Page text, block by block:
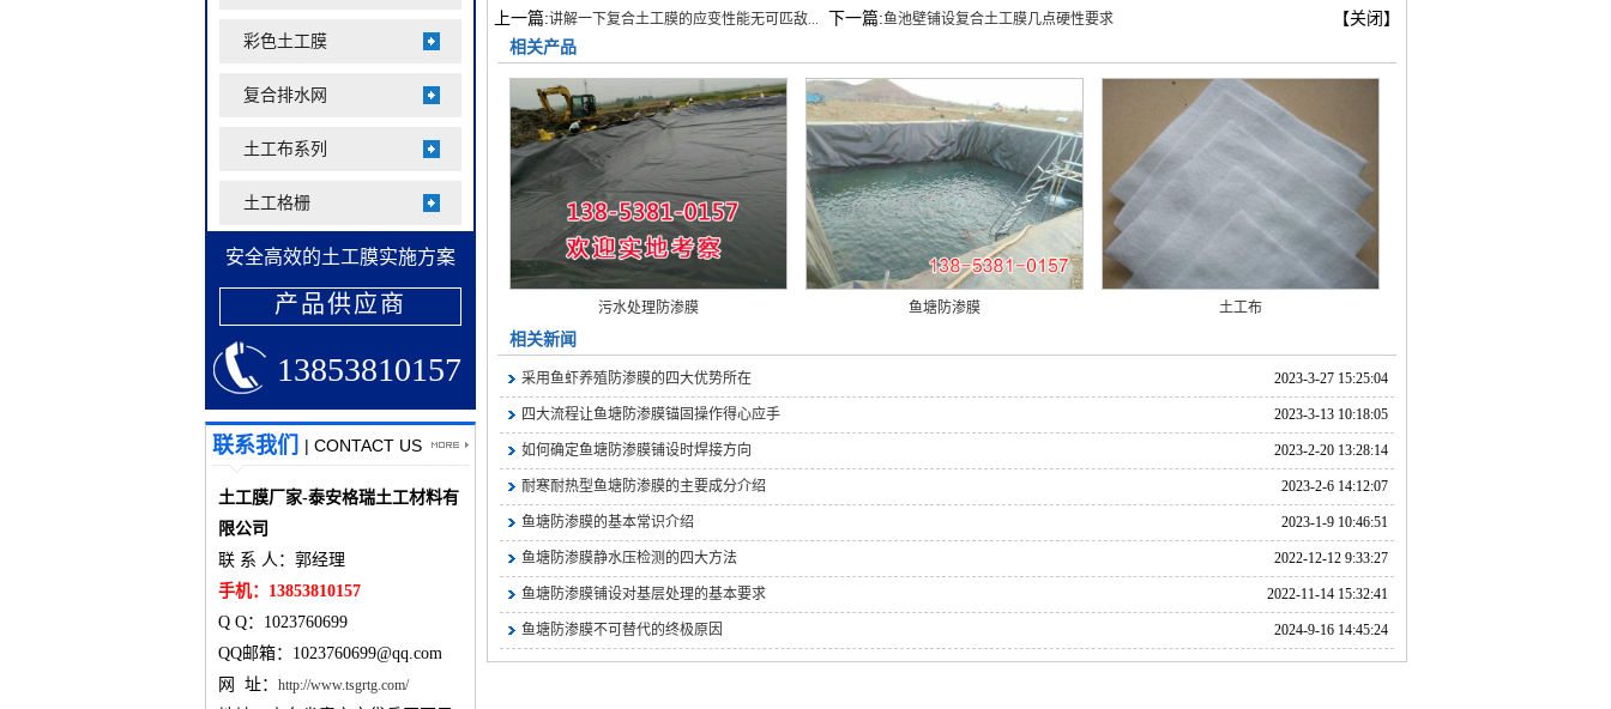
彩色土工膜
复合排水网
土工布系列
土工格栅
安全高效的土工膜实施方案
产品供应商
13853810157
联系我们 | CONTACT US
土工膜厂家-泰安格瑞土工材料有
限公司
联 系 人：郭经理
手机：13853810157
Q Q：1023760699
QQ邮箱：1023760699@qq.com
网 址： http://www.tsgrtg.com/
上一篇:讲解一下复合土工膜的应变性能无可匹敌... 下一篇:鱼池壁铺设复合土工膜几点硬性要求
【关闭】
相关产品
污水处理防渗膜 鱼塘防渗膜 土工布
相关新闻
2023-3-27 15:25:04
采用鱼虾养殖防渗膜的四大优势所在
2023-3-13 10:18:05
四大流程让鱼塘防渗膜锚固操作得心应手
2023-2-20 13:28:14
如何确定鱼塘防渗膜铺设时焊接方向
2023-2-6 14:12:07
耐寒耐热型鱼塘防渗膜的主要成分介绍
2023-1-9 10:46:51
鱼塘防渗膜的基本常识介绍
2022-12-12 9:33:27
鱼塘防渗膜静水压检测的四大方法
2022-11-14 15:32:41
鱼塘防渗膜铺设对基层处理的基本要求
2024-9-16 14:45:24
鱼塘防渗膜不可替代的终极原因